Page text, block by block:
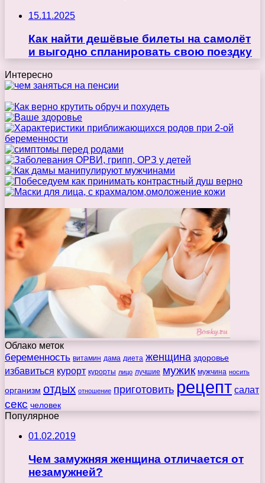
15.11.2025
Как найти дешёвые билеты на самолёт
и выгодно спланировать свою поездку
Интересно
Облако меток
беременность витамин дама диета женщина здоровье
избавиться курорт курорты лицо лучшие мужик мужчина носить
организм отдых отношение приготовить рецепт салат
секс человек
Популярное
01.02.2019
Чем замужняя женщина отличается от
незамужней?